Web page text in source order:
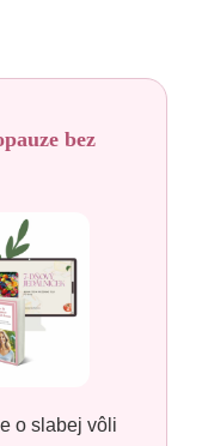
bez
o slabej vôli